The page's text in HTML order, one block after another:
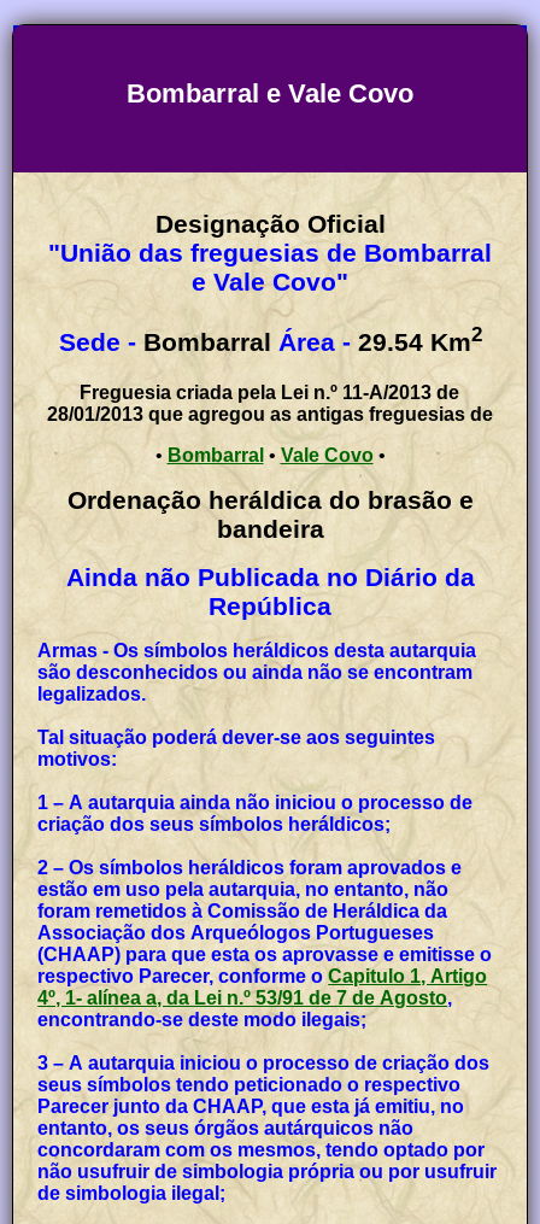
Bombarral e Vale Covo
Designação Oficial
"União das freguesias de Bombarral
e Vale Covo"
Sede - Bombarral Área - 29.54 Km2
Freguesia criada pela Lei n.º 11-A/2013 de
28/01/2013 que agregou as antigas freguesias de
• Bombarral • Vale Covo•
Ordenação heráldica do brasão e
bandeira
Ainda não Publicada no Diário da
República
Armas - Os símbolos heráldicos desta autarquia
são desconhecidos ou ainda não se encontram
legalizados.
Tal situação poderá dever-se aos seguintes
motivos:
1 – A autarquia ainda não iniciou o processo de
criação dos seus símbolos heráldicos;
2 – Os símbolos heráldicos foram aprovados e
estão em uso pela autarquia, no entanto, não
foram remetidos à Comissão de Heráldica da
Associação dos Arqueólogos Portugueses
(CHAAP) para que esta os aprovasse e emitisse o
respectivo Parecer, conforme oCapitulo 1, Artigo
4º, 1- alínea a, da Lei n.º 53/91 de 7 de Agosto,
encontrando-se deste modo ilegais;
3 – A autarquia iniciou o processo de criação dos
seus símbolos tendo peticionado o respectivo
Parecer junto da CHAAP, que esta já emitiu, no
entanto, os seus órgãos autárquicos não
concordaram com os mesmos, tendo optado por
não usufruir de simbologia própria ou por usufruir
de simbologia ilegal;